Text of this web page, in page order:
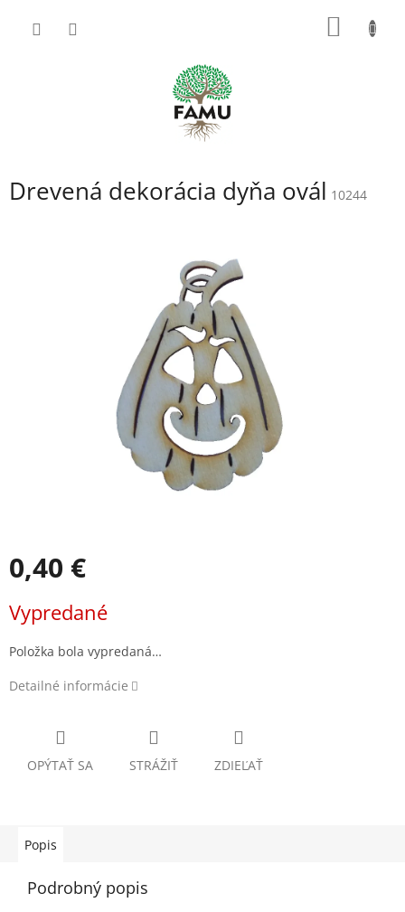
Drevená dekorácia dyňa ovál 10244
0,40 €
cena:
Vypredané
Položka bola vypredaná…
Detailné informácie
OPÝTAŤ SA STRÁŽIŤ ZDIEĽAŤ
Popis
Podrobný popis